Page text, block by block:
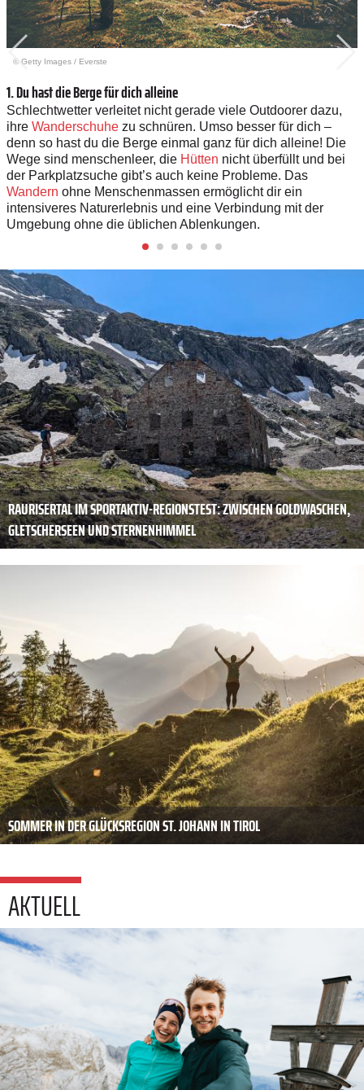
© Getty Images / Everste
1. Du hast die Berge für dich alleine
Schlechtwetter verleitet nicht gerade viele Outdoorer dazu,
ihre Wanderschuhe zu schnüren. Umso besser für dich –
denn so hast du die Berge einmal ganz für dich alleine! Die
Wege sind menschenleer, die Hütten nicht überfüllt und bei
der Parkplatzsuche gibt’s auch keine Probleme. Das
Wandern ohne Menschenmassen ermöglicht dir ein
intensiveres Naturerlebnis und eine Verbindung mit der
Umgebung ohne die üblichen Ablenkungen.
RAURISERTAL IM SPORTAKTIV-REGIONSTEST: ZWISCHEN GOLDWASCHEN,
GLETSCHERSEEN UND STERNENHIMMEL
SOMMER IN DER GLÜCKSREGION ST. JOHANN IN TIROL
AKTUELL